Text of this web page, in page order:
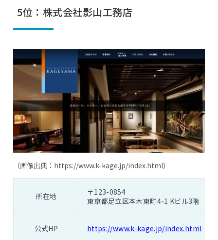
5位：株式会社影山工務店
（画像出典： https://www.k-kage.jp/index.html）
所在地
〒123-0854
東京都足立区本木東町4-1 Kビル3階
公式HP https://www.k-kage.jp/index.html